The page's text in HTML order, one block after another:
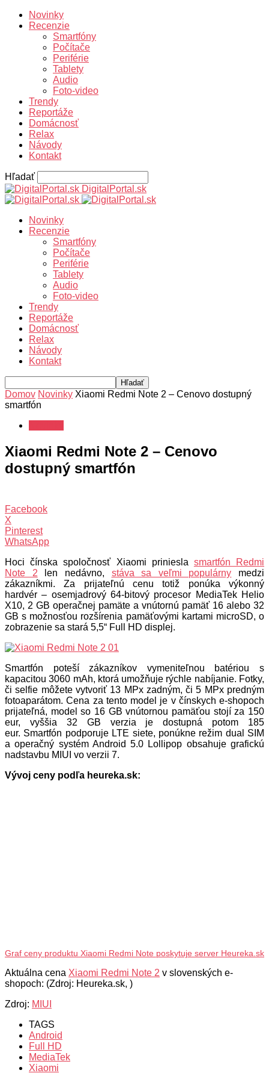
Novinky
Recenzie
Smartfóny
Počítače
Periférie
Tablety
Audio
Foto-video
Trendy
Reportáže
Domácnosť
Relax
Návody
Kontakt
Hľadať
DigitalPortal.sk
Novinky
Recenzie
Smartfóny
Počítače
Periférie
Tablety
Audio
Foto-video
Trendy
Reportáže
Domácnosť
Relax
Návody
Kontakt
Domov Novinky Xiaomi Redmi Note 2 – Cenovo dostupný
smartfón
Xiaomi Redmi Note 2 – Cenovo
dostupný smartfón
Facebook
X
Pinterest
WhatsApp
Hoci čínska spoločnosť Xiaomi priniesla smartfón Redmi
Note 2 len nedávno, stáva sa veľmi populárny medzi
zákazníkmi. Za prijateľnú cenu totiž ponúka výkonný
hardvér – osemjadrový 64-bitový procesor MediaTek Helio
X10, 2 GB operačnej pamäte a vnútornú pamäť 16 alebo 32
GB s možnosťou rozšírenia pamäťovými kartami microSD, o
zobrazenie sa stará 5,5“ Full HD displej.
Smartfón poteší zákazníkov vymeniteľnou batériou s
kapacitou 3060 mAh, ktorá umožňuje rýchle nabíjanie. Fotky,
či selfie môžete vytvoriť 13 MPx zadným, či 5 MPx predným
fotoaparátom. Cena za tento model je v čínskych e-shopoch
prijateľná, model so 16 GB vnútornou pamäťou stojí za 150
eur, vyššia 32 GB verzia je dostupná potom 185
eur. Smartfón podporuje LTE siete, ponúkne režim dual SIM
a operačný systém Android 5.0 Lollipop obsahuje grafickú
nadstavbu MIUI vo verzii 7.
Vývoj ceny podľa heureka.sk:
Graf ceny produktu Xiaomi Redmi Note poskytuje server Heureka.sk
Aktuálna cena Xiaomi Redmi Note 2 v slovenských e-
shopoch: (Zdroj: Heureka.sk, )
Zdroj: MIUI
TAGS
Android
Full HD
MediaTek
Xiaomi